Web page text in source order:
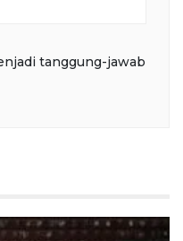
tanggung-jawab